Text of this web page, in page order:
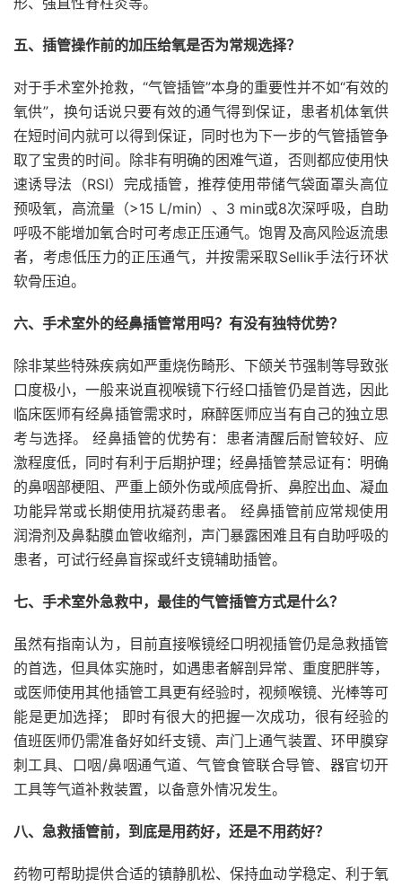
五、插管操作前的加压给氧是否为常规选择？
对于手术室外抢救，“气管插管”本身的重要性并不如“有效的
氧供”，换句话说只要有效的通气得到保证，患者机体氧供
在短时间内就可以得到保证，同时也为下一步的气管插管争
取了宝贵的时间。除非有明确的困难气道，否则都应使用快
速诱导法（RSI）完成插管，推荐使用带储气袋面罩头高位
预吸氧，高流量（>15 L/min）、3 min或8次深呼吸，自助
呼吸不能增加氧合时可考虑正压通气。饱胃及高风险返流患
者，考虑低压力的正压通气，并按需采取Sellik手法行环状
软骨压迫。
六、手术室外的经鼻插管常用吗？有没有独特优势？
除非某些特殊疾病如严重烧伤畸形、下颌关节强制等导致张
口度极小，一般来说直视喉镜下行经口插管仍是首选，因此
临床医师有经鼻插管需求时，麻醉医师应当有自己的独立思
考与选择。 经鼻插管的优势有：患者清醒后耐管较好、应
激程度低，同时有利于后期护理；经鼻插管禁忌证有：明确
的鼻咽部梗阻、严重上颌外伤或颅底骨折、鼻腔出血、凝血
功能异常或长期使用抗凝药患者。 经鼻插管前应常规使用
润滑剂及鼻黏膜血管收缩剂，声门暴露困难且有自助呼吸的
患者，可试行经鼻盲探或纤支镜辅助插管。
七、手术室外急救中，最佳的气管插管方式是什么？
虽然有指南认为，目前直接喉镜经口明视插管仍是急救插管
的首选，但具体实施时，如遇患者解剖异常、重度肥胖等，
或医师使用其他插管工具更有经验时，视频喉镜、光棒等可
能是更加选择； 即时有很大的把握一次成功，很有经验的
值班医师仍需准备好如纤支镜、声门上通气装置、环甲膜穿
刺工具、口咽/鼻咽通气道、气管食管联合导管、器官切开
工具等气道补救装置，以备意外情况发生。
八、急救插管前，到底是用药好，还是不用药好？
药物可帮助提供合适的镇静肌松、保持血动学稳定、利于氧